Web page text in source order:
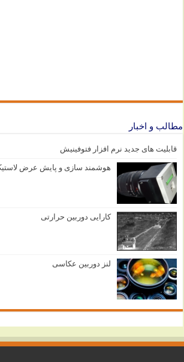
مطالب و اخبار
قابلیت های جدید نرم افزار فتوفینیش
هوشمند سازی و پایش عرض
کارایی دوربین حرارتی
لنز دوربین عکاسی